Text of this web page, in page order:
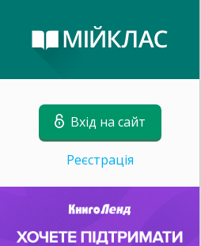
Вхід на сайт
Реєстрація